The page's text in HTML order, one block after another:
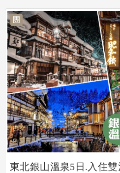
團
東北銀山溫泉5日.入住